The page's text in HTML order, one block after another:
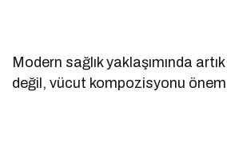
Modern sağlık yaklaşımında
değil, vücut kompozisyonu önem